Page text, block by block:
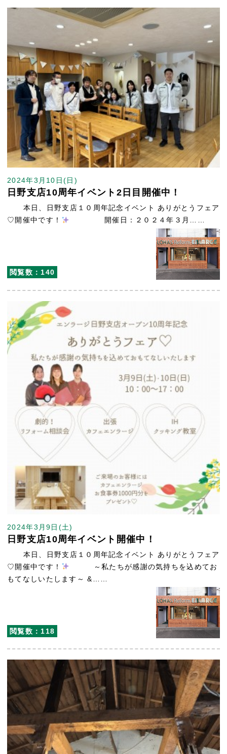
閲覧数：140
2024年3月10日(日)
日野支店10周年イベント2日目開催中！
本日、日野支店１０周年記念イベント ありがとうフェア
♡開催中です！
開催日：２０２４年３月……
閲覧数：118
2024年3月9日(土)
日野支店10周年イベント開催中！
本日、日野支店１０周年記念イベント ありがとうフェア
♡開催中です！
～私たちが感謝の気持ちを込めてお
もてなしいたします～ &……